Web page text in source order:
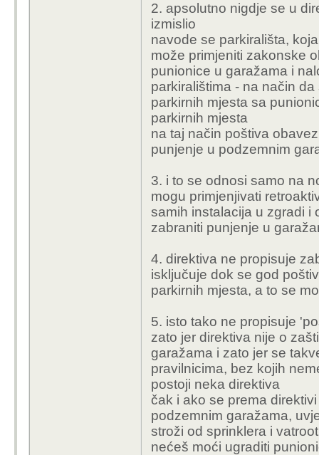
- mogućnost
Što direktiva ne
- zabranu EV-a u
- posebne razmake
- posebne sprinkler
- posebne
dana.
U HR Vladi to
očekivati:
- službenu opomenu
- kaznu ili čak dnevne
napravljeno nakon
Mogu se kladiti da će
mišljenje", "nismo mi
ruku" i slično.
2. apsolutno nigdje se u
izmislio
navode se parkirališta,
može primjeniti zakonske
punionice u garažama i
parkiralištima - na način
parkirnih mjesta sa
parkirnih mjesta
na taj način poštiva
punjenje u podzemnim
3. i to se odnosi samo na
mogu primjenjivati
samih instalacija u zgradi i
zabraniti punjenje u
4. direktiva ne propisuje
isključuje dok se god
parkirnih mjesta, a to se
5. isto tako ne propisuje
zato jer direktiva nije o
garažama i zato jer se
pravilnicima, bez kojih
postoji neka direktiva
čak i ako se prema
podzemnim garažama,
stroži od sprinklera i
nećeš moći ugraditi